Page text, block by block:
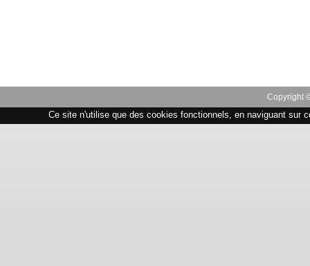
Copyright
Ce site n'utilise que des cookies fonctionnels, en naviguant sur